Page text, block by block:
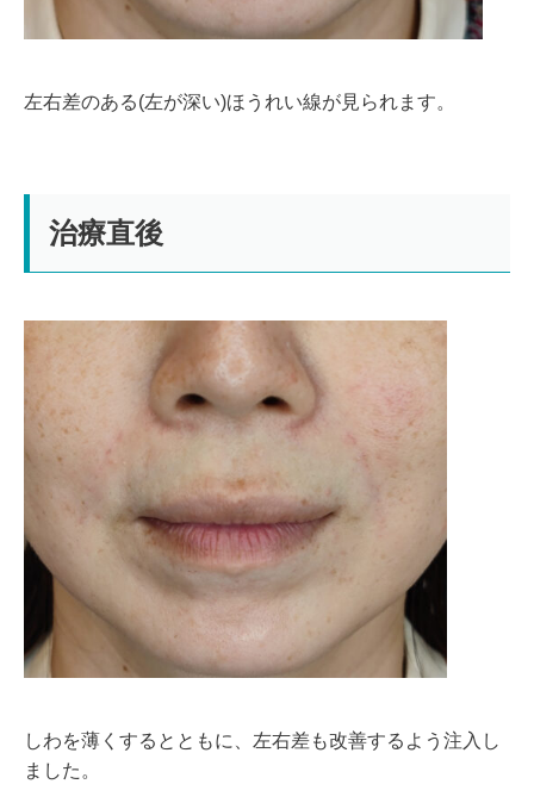
左右差のある(左が深い)ほうれい線が見られます。
治療直後
しわを薄くするとともに、左右差も改善するよう注入し
ました。